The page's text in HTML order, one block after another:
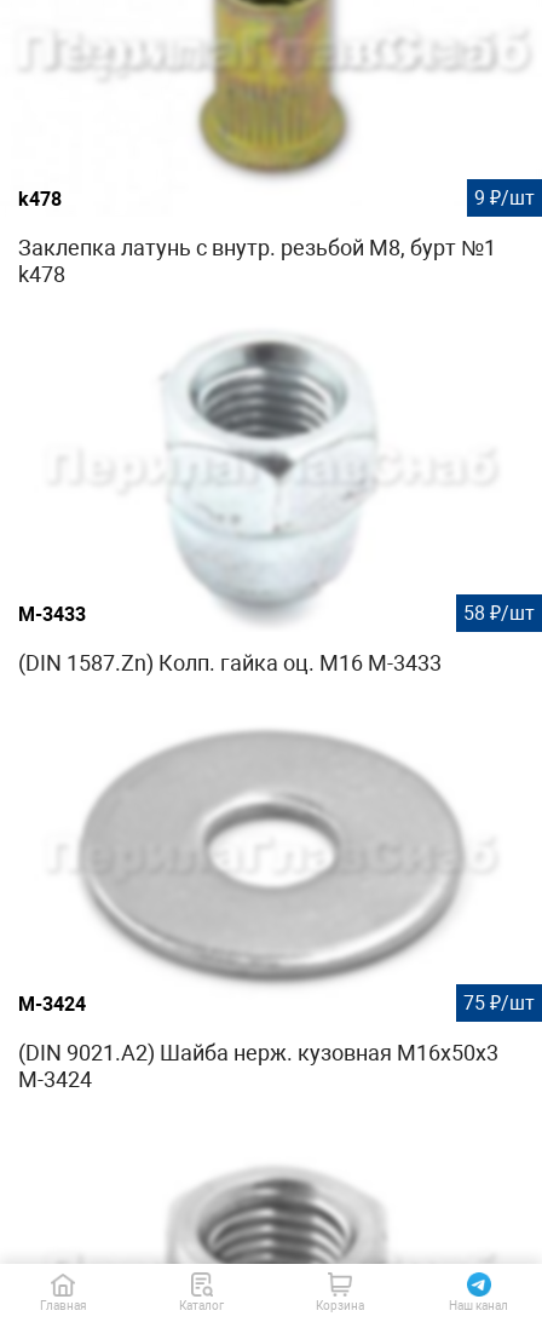
k478 9 ₽/шт
Заклепка латунь с внутр. резьбой М8, бурт №1
k478
М-3433 58 ₽/шт
(DIN 1587.Zn) Колп. гайка оц. М16 М-3433
М-3424 75 ₽/шт
(DIN 9021.A2) Шайба нерж. кузовная М16x50x3
М-3424
Главная Каталог Корзина Наш канал